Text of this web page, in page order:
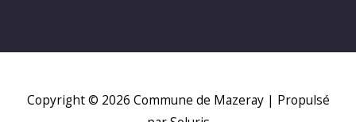
Copyright © 2026 Commune de Mazeray| Propulsé